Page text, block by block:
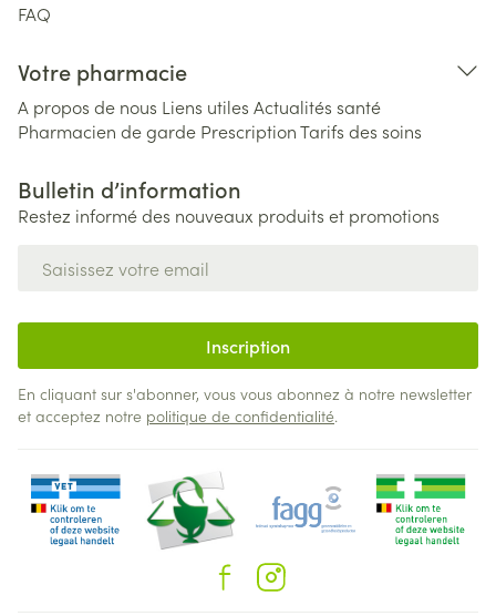
FAQ
Votre pharmacie
A propos de nous Liens utiles Actualités santé
Pharmacien de garde PrescriptionTarifs des soins
Bulletin d’information
Restez informé des nouveaux produits et promotions
Inscription
En cliquant sur s'abonner, vous vous abonnez à notre newsletter
et acceptez notre politique de confidentialité.